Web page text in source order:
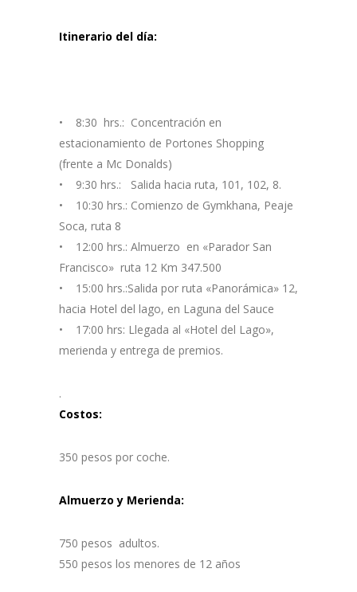
Itinerario del día:
• 8:30 hrs.: Concentración en
estacionamiento de Portones Shopping
(frente a Mc Donalds)
• 9:30 hrs.: Salida hacia ruta, 101, 102, 8.
• 10:30 hrs.: Comienzo de Gymkhana, Peaje
Soca, ruta 8
• 12:00 hrs.: Almuerzo en «Parador San
Francisco» ruta 12 Km 347.500
• 15:00 hrs.:Salida por ruta «Panorámica» 12,
hacia Hotel del lago, en Laguna del Sauce
• 17:00 hrs: Llegada al «Hotel del Lago»,
merienda y entrega de premios.
.
Costos:
350 pesos por coche.
Almuerzo y Merienda:
750 pesos adultos.
550 pesos los menores de 12 años